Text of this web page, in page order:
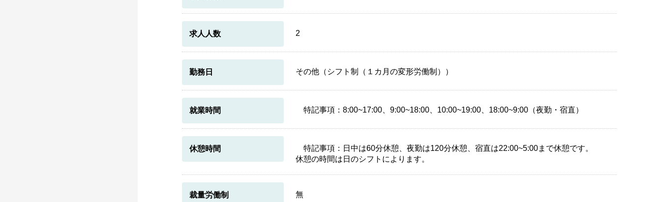
求人人数 2
勤務日 その他（シフト制（１カ月の変形労働制））
就業時間 特記事項：8:00~17:00、9:00~18:00、10:00~19:00、18:00~9:00（夜勤・宿直）
休憩時間
特記事項：日中は60分休憩、夜勤は120分休憩、宿直は22:00~5:00まで休憩です。
休憩の時間は日のシフトによります。
裁量労働制 無